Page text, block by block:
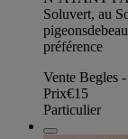
Soluvert, au
préférence
Vente Begles
Prix€15
Particulier